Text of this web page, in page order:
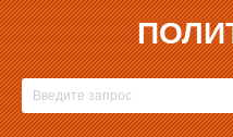
25.09.2014, 12:50
КОНСТИТУЦИОННЫЙ
«ГЕЙ-ПРОПАГАНДЫ»